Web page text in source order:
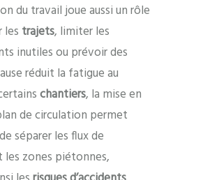
du travail joue aussi un rôle
les trajets, limiter les
inutiles ou prévoir des
réduit la fatigue au
chantiers, la mise en
de circulation permet
séparer les flux de
les zones piétonnes,